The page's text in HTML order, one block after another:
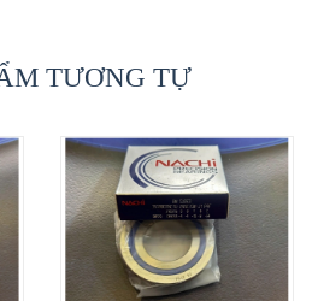
TƯƠNG TỰ